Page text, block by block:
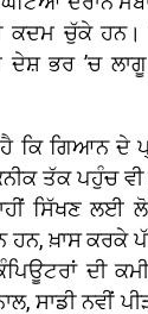
ਕਦਮ ਚੁੱਕੇ ਹਨ।
ਦੇਸ਼ ਭਰ ’ਚ
ਕਿ ਗਿਆਨ ਦੇ
ਤੱਕ ਪਹੁੰਚ
ਸਿੱਖਣ ਲਈ
ਖ਼ਾਸ ਕਰਕੇ
ਦੀ
ਸਾਡੀ ਨਵੀਂ